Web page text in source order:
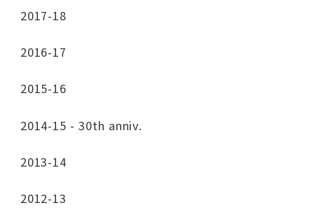
2017-18
2016-17
2015-16
2014-15 - 30th anniv.
2013-14
2012-13